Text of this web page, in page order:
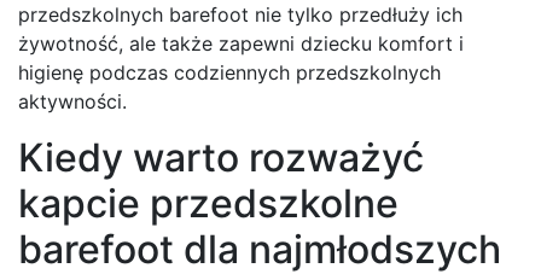
przedszkolnych barefoot nie tylko przedłuży ich
żywotność, ale także zapewni dziecku komfort i
higienę podczas codziennych przedszkolnych
aktywności.
Kiedy warto rozważyć
kapcie przedszkolne
barefoot dla najmłodszych